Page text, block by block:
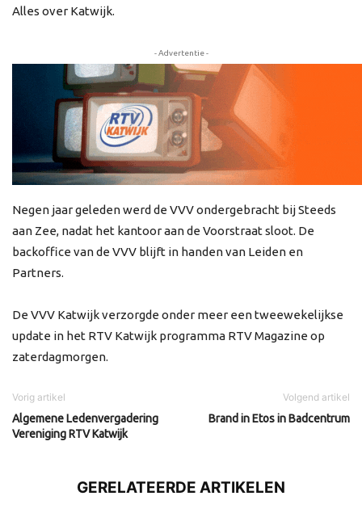
Alles over Katwijk.
- Advertentie -
Negen jaar geleden werd de VVV ondergebracht bij Steeds
aan Zee, nadat het kantoor aan de Voorstraat sloot. De
backoffice van de VVV blijft in handen van Leiden en
Partners.
De VVV Katwijk verzorgde onder meer een tweewekelijkse
update in het RTV Katwijk programma RTV Magazine op
zaterdagmorgen.
Vorig artikel
Algemene Ledenvergadering
Vereniging RTV Katwijk
Volgend artikel
Brand in Etos in Badcentrum
GERELATEERDE ARTIKELEN